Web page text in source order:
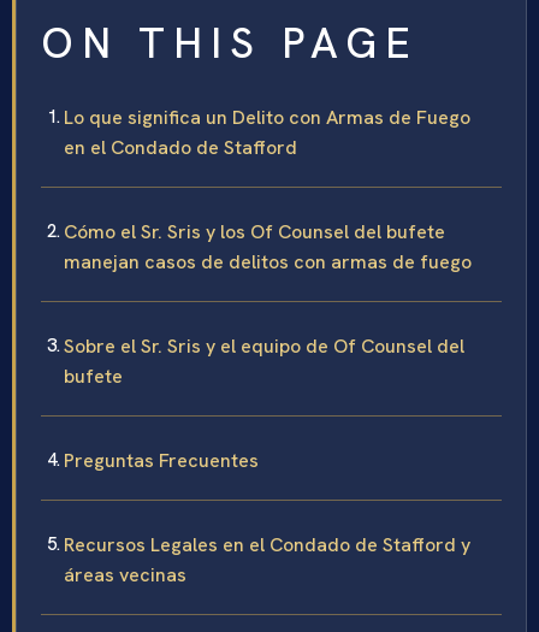
ON THIS PAGE
Lo que significa un Delito con Armas de Fuego
en el Condado de Stafford
Cómo el Sr. Sris y los Of Counsel del bufete
manejan casos de delitos con armas de fuego
Sobre el Sr. Sris y el equipo de Of Counsel del
bufete
Preguntas Frecuentes
Recursos Legales en el Condado de Stafford y
áreas vecinas